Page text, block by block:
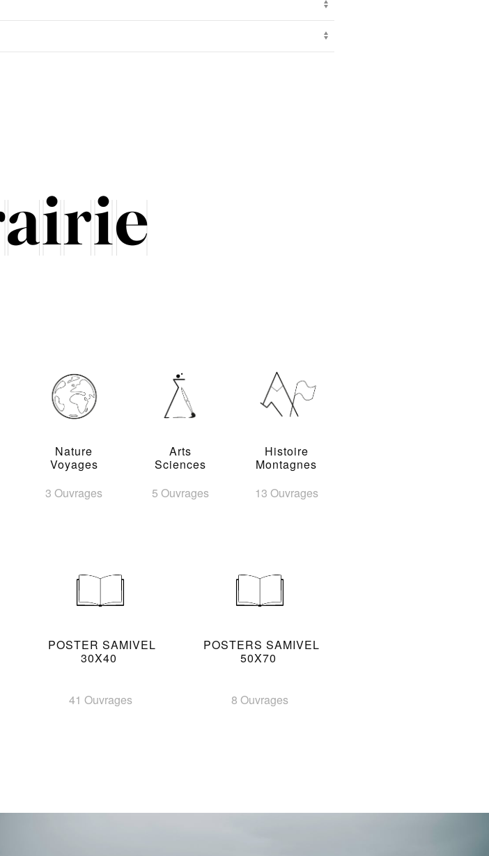
Nature
Voyages
3 Ouvrages
Arts
Sciences
5 Ouvrages
Histoire
Montagnes
13 Ouvrages
POSTER SAMIVEL
30X40
41 Ouvrages
POSTERS SAMIVEL
50X70
8 Ouvrages